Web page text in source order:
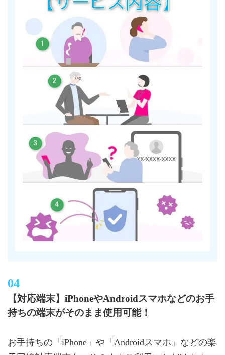
【対応端末】iPhoneやAndroidスマホなどのお手
持ちの端末がそのまま使用可能！
お手持ちの「iPhone」や「Androidスマホ」などの楽